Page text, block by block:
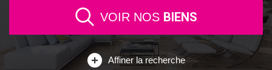
Affiner la recherche
VOIR NOS BIENS